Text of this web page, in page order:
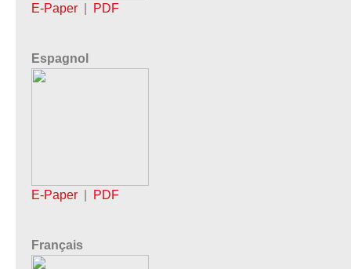
E-Paper PDF
Espagnol
E-Paper PDF
Français